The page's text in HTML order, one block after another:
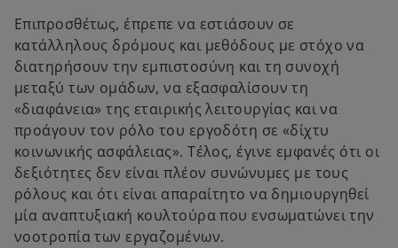
Επιπροσθέτως, έπρεπε να εστιάσουν σε
κατάλληλους δρόμους και μεθόδους με στόχο να
διατηρήσουν την εμπιστοσύνη και τη συνοχή
μεταξύ των ομάδων, να εξασφαλίσουν τη
«διαφάνεια» της εταιρικής λειτουργίας και να
προάγουν τον ρόλο του εργοδότη σε «δίχτυ
κοινωνικής ασφάλειας». Τέλος, έγινε εμφανές ότι οι
δεξιότητες δεν είναι πλέον συνώνυμες με τους
ρόλους και ότι είναι απαραίτητο να δημιουργηθεί
μία αναπτυξιακή κουλτούρα που ενσωματώνει την
νοοτροπία των εργαζομένων.